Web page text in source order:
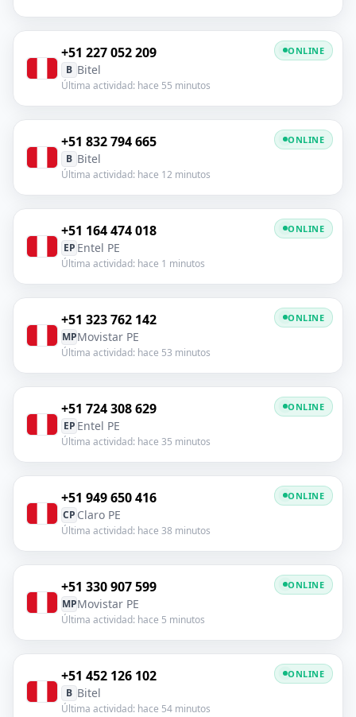
+51 227 052 209
B Bitel
Última actividad: hace 55 minutos
ONLINE
+51 832 794 665
B Bitel
Última actividad: hace 12 minutos
ONLINE
+51 164 474 018
EP Entel PE
Última actividad: hace 1 minutos
ONLINE
+51 323 762 142
MPMovistar PE
Última actividad: hace 53 minutos
ONLINE
+51 724 308 629
EP Entel PE
Última actividad: hace 35 minutos
ONLINE
+51 949 650 416
CP Claro PE
Última actividad: hace 38 minutos
ONLINE
+51 330 907 599
MPMovistar PE
Última actividad: hace 5 minutos
ONLINE
+51 452 126 102
B Bitel
Última actividad: hace 54 minutos
ONLINE